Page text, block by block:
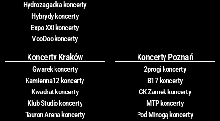
Hydrozagadka koncerty
Hybrydy koncerty
Expo XXI koncerty
VooDoo koncerty
Koncerty Kraków
Gwarek koncerty
Kamienna12 koncerty
Kwadrat koncerty
Klub Studio koncerty
Tauron Arena koncerty
Koncerty Poznań
2progi koncerty
B17 koncerty
CK Zamek koncerty
MTP koncerty
Pod Minogą koncerty